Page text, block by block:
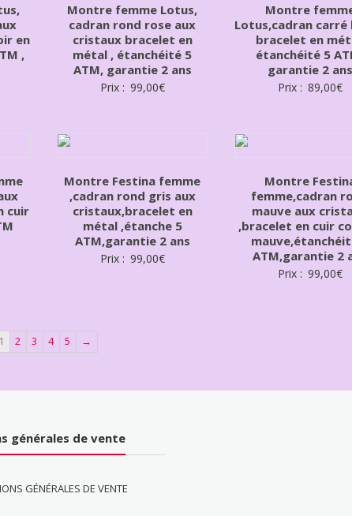
en
,
Montre femme Lotus,
cadran rond rose aux
cristaux bracelet en
métal , étanchéité 5
ATM, garantie 2 ans
Prix : 99,00€
Montre
Lotus,cadran carré
bracelet en
étanchéité 5
garantie 2 ans
Prix : 89,00€
cuir
Montre Festina femme
,cadran rond gris aux
cristaux,bracelet en
métal ,étanche 5
ATM,garantie 2 ans
Prix : 99,00€
Montre
femme,cadran
mauve aux
,bracelet en cuir
ATM,garantie 2
Prix : 99,00€
1 2 3 4 5 →
générales de vente
GÉNÉRALES DE VENTE